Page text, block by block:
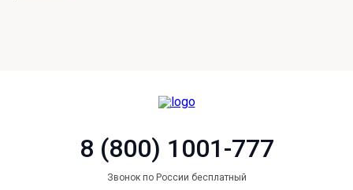
8 (800) 1001-777
Звонок по России бесплатный